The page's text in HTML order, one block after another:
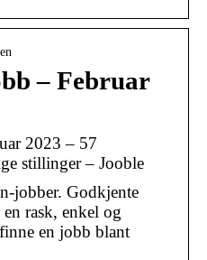
– Februar
2023 – 57
stillinger – Jooble
jobber. Godkjente
rask, enkel og
en jobb blant